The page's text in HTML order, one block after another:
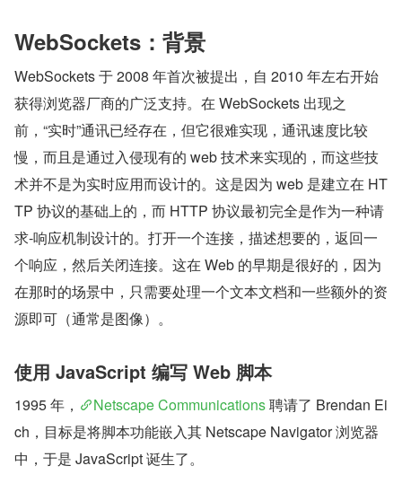
WebSockets：背景
WebSockets 于 2008 年首次被提出，自 2010 年左右开始
获得浏览器厂商的广泛支持。在 WebSockets 出现之
前，“实时”通讯已经存在，但它很难实现，通讯速度比较
慢，而且是通过入侵现有的 web 技术来实现的，而这些技
术并不是为实时应用而设计的。这是因为 web 是建立在 HT
TP 协议的基础上的，而 HTTP 协议最初完全是作为一种请
求-响应机制设计的。打开一个连接，描述想要的，返回一
个响应，然后关闭连接。这在 Web 的早期是很好的，因为
在那时的场景中，只需要处理一个文本文档和一些额外的资
源即可（通常是图像）。
使用 JavaScript 编写 Web 脚本
1995 年， Netscape Communications 聘请了 Brendan Ei
ch，目标是将脚本功能嵌入其 Netscape Navigator 浏览器
中，于是 JavaScript 诞生了。